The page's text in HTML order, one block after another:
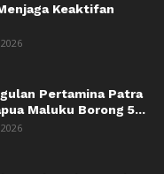
Keaktifan
Pertamina Patra
Maluku Borong 5...